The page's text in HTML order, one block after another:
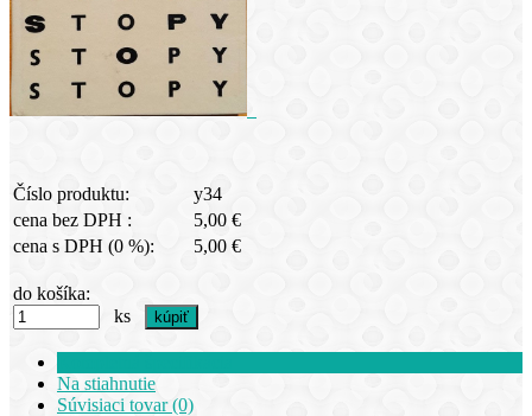
Číslo produktu:
y34
cena bez DPH :
5,00 €
cena s DPH (0 %):
5,00 €
do košíka:
ks
Na stiahnutie
Súvisiaci tovar (0)